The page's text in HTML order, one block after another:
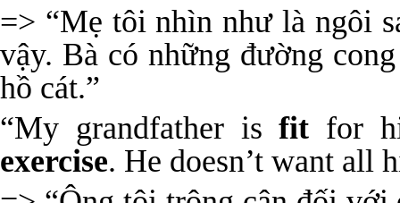
=> “Mẹ tôi nhìn như là ngôi
vậy. Bà có những đường
hồ cát.”
“My grandfather isfit for
exercise. He doesn’t want all